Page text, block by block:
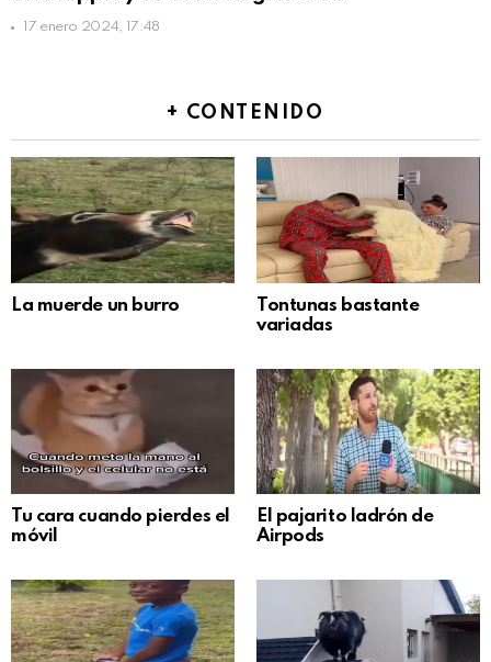
17 enero 2024, 17:48
+ CONTENIDO
La muerde un burro
Tontunas bastante
variadas
Tu cara cuando pierdes el
móvil
El pajarito ladrón de
Airpods